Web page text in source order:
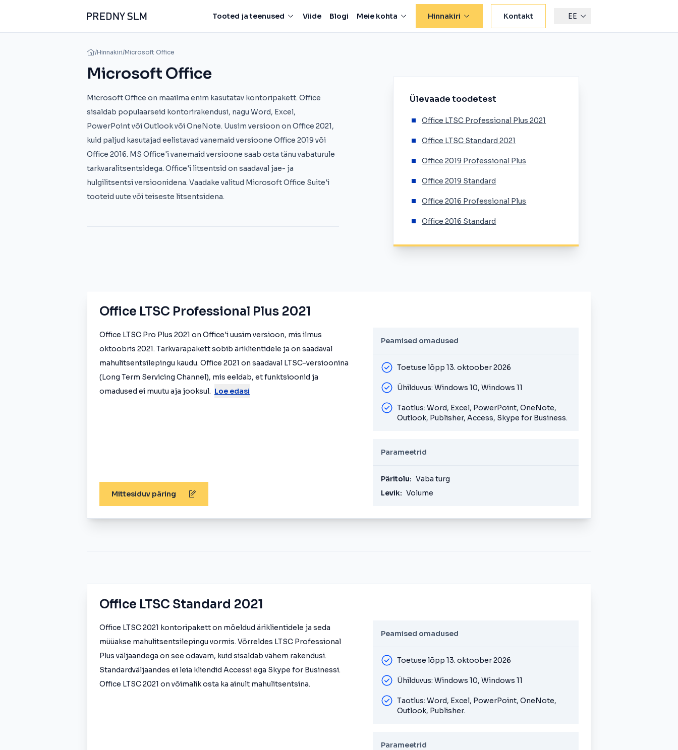
Tooted ja teenused Viide Blogi Meie kohta Hinnakiri Kontakt EE
/Hinnakiri/Microsoft Office
Microsoft Office
Microsoft Office on maailma enim kasutatav kontoripakett. Office
sisaldab populaarseid kontorirakendusi, nagu Word, Excel,
PowerPoint või Outlook või OneNote. Uusim versioon on Office 2021,
kuid paljud kasutajad eelistavad vanemaid versioone Office 2019 või
Office 2016. MS Office'i vanemaid versioone saab osta tänu vabaturule
tarkvaralitsentsidega. Office'i litsentsid on saadaval jae- ja
hulgilitsentsi versioonidena. Vaadake valitud Microsoft Office Suite'i
tooteid uute või teiseste litsentsidena.
Ülevaade toodetest
Office LTSC Professional Plus 2021
Office LTSC Standard 2021
Office 2019 Professional Plus
Office 2019 Standard
Office 2016 Professional Plus
Office 2016 Standard
Office LTSC Professional Plus 2021
Office LTSC Pro Plus 2021 on Office'i uusim versioon, mis ilmus
oktoobris 2021. Tarkvarapakett sobib äriklientidele ja on saadaval
mahulitsentsilepingu kaudu. Office 2021 on saadaval LTSC-versioonina
(Long Term Servicing Channel), mis eeldab, et funktsioonid ja
omadused ei muutu aja jooksul. Loe edasi
Mittesiduv päring
Peamised omadused
Toetuse lõpp 13. oktoober 2026
Ühilduvus: Windows 10, Windows 11
Taotlus: Word, Excel, PowerPoint, OneNote,
Outlook, Publisher, Access, Skype for Business.
Parameetrid
Päritolu: Vaba turg
Levik: Volume
Office LTSC Standard 2021
Office LTSC 2021 kontoripakett on mõeldud äriklientidele ja seda
müüakse mahulitsentsilepingu vormis. Võrreldes LTSC Professional
Plus väljaandega on see odavam, kuid sisaldab vähem rakendusi.
Standardväljaandes ei leia kliendid Accessi ega Skype for Businessi.
Office LTSC 2021 on võimalik osta ka ainult mahulitsentsina.
Peamised omadused
Toetuse lõpp 13. oktoober 2026
Ühilduvus: Windows 10, Windows 11
Taotlus: Word, Excel, PowerPoint, OneNote,
Outlook, Publisher.
Parameetrid